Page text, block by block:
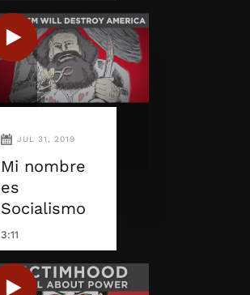
JUL 31, 2019
Mi nombre
es
Socialismo
3:11